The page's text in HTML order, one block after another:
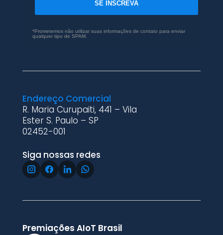
SE INSCREVA
*Prometemos não utilizar suas informações de contato para enviar
qualquer tipo de SPAM.
Endereço Comercial
R. Maria Curupaiti, 441 – Vila
Ester S. Paulo – SP
02452-001
Siga nossas redes
Premiações AIoT Brasil